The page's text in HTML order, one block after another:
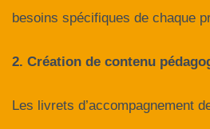
besoins spécifiques de chaque
2. Création de contenu
Les livrets d’accompagnement